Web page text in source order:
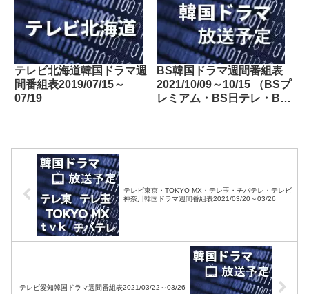
テレビ北海道韓国ドラマ週
間番組表2019/07/15～
07/19
BS韓国ドラマ週間番組表
2021/10/09～10/15 （BSプ
レミアム・BS日テレ・BS
テレビ東京・TOKYO MX・テレ玉・チバテレ・テレビ
神奈川韓国ドラマ週間番組表2021/03/20～03/26
テレビ愛知韓国ドラマ週間番組表2021/03/22～03/26